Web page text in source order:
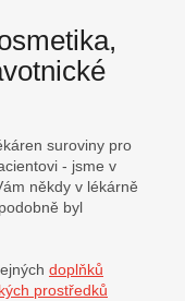
suroviny pro
- jsme v
někdy v lékárně
byl
doplňků
prostředků